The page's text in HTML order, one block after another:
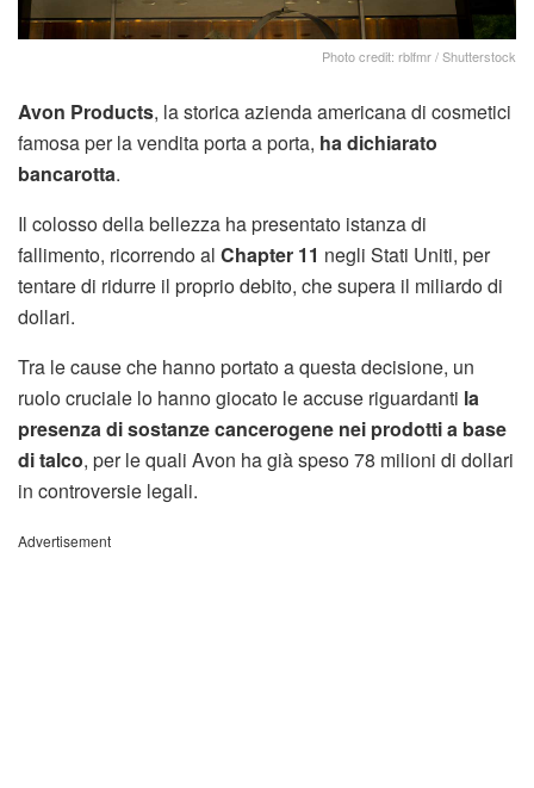
Photo credit: rblfmr / Shutterstock
Avon Products, la storica azienda americana di cosmetici
famosa per la vendita porta a porta, ha dichiarato
bancarotta.
Il colosso della bellezza ha presentato istanza di
fallimento, ricorrendo al Chapter 11 negli Stati Uniti, per
tentare di ridurre il proprio debito, che supera il miliardo di
dollari.
Tra le cause che hanno portato a questa decisione, un
ruolo cruciale lo hanno giocato le accuse riguardanti la
presenza di sostanze cancerogene nei prodotti a base
di talco, per le quali Avon ha già speso 78 milioni di dollari
in controversie legali.
Advertisement